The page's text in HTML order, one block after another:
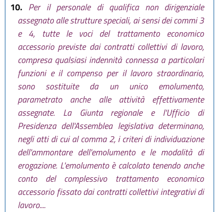
10. Per il personale di qualifica non dirigenziale
assegnato alle strutture speciali, ai sensi dei commi 3
e 4, tutte le voci del trattamento economico
accessorio previste dai contratti collettivi di lavoro,
compresa qualsiasi indennità connessa a particolari
funzioni e il compenso per il lavoro straordinario,
sono sostituite da un unico emolumento,
parametrato anche alle attività effettivamente
assegnate. La Giunta regionale e l'Ufficio di
Presidenza dell'Assemblea legislativa determinano,
negli atti di cui al comma 2, i criteri di individuazione
dell'ammontare dell'emolumento e le modalità di
erogazione. L'emolumento è calcolato tenendo anche
conto del complessivo trattamento economico
accessorio fissato dai contratti collettivi integrativi di
lavoro....